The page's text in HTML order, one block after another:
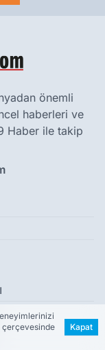
önemli
haberleri ve
Haber ile takip
çerçevesinde
Kapat